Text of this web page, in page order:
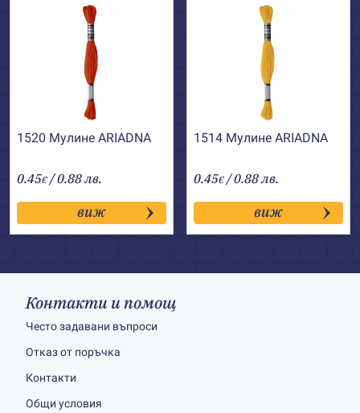
1520 Мулине АRIADNA
0.45€ / 0.88 лв.
виж
1514 Мулине АRIADNA
0.45€ / 0.88 лв.
виж
Контакти и помощ
Често задавани въпроси
Отказ от поръчка
Контакти
Общи условия